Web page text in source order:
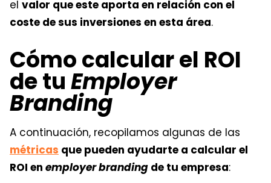
el valor que este aporta en relación con el
coste de sus inversiones en esta área.
Cómo calcular el ROI
de tuEmployer
Branding
A continuación, recopilamos algunas de las
métricas que pueden ayudarte a calcular el
ROI en employer branding de tu empresa: